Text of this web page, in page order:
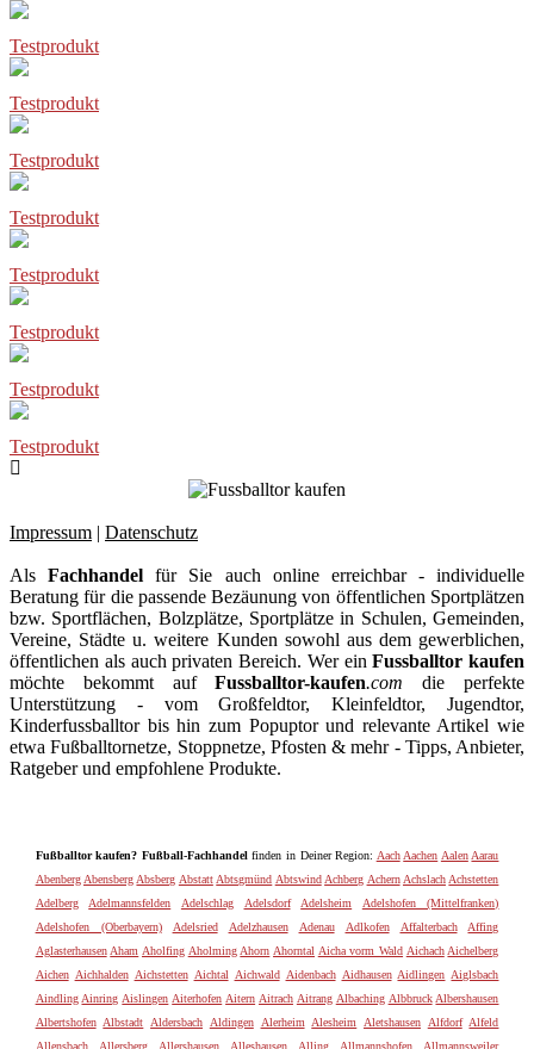
Testprodukt
Testprodukt
Testprodukt
Testprodukt
Testprodukt
Testprodukt
Testprodukt
Testprodukt
Impressum | Datenschutz
AlsFachhandel für Sie auch online erreichbar - individuelle
Beratung für die passende Bezäunung von öffentlichen Sportplätzen
bzw. Sportflächen, Bolzplätze, Sportplätze in Schulen, Gemeinden,
Vereine, Städte u. weitere Kunden sowohl aus dem gewerblichen,
öffentlichen als auch privaten Bereich. Wer einFussballtor kaufen
möchte bekommt aufFussballtor-kaufen.com die perfekte
Unterstützung - vom Großfeldtor, Kleinfeldtor, Jugendtor,
Kinderfussballtor bis hin zum Popuptor und relevante Artikel wie
etwa Fußballtornetze, Stoppnetze, Pfosten & mehr - Tipps, Anbieter,
Ratgeber und empfohlene Produkte.
Fußballtor kaufen? Fußball-Fachhandelfinden in Deiner Region: Aach Aachen Aalen Aarau
Abenberg Abensberg Absberg Abstatt Abtsgmünd Abtswind Achberg Achern Achslach Achstetten
Adelberg
Adelmannsfelden Adelschlag Adelsdorf Adelsheim
Adelshofen (Mittelfranken)
Adelshofen (Oberbayern)
Adelsried Adelzhausen Adenau Adlkofen Affalterbach
Affing
Aglasterhausen Aham Aholfing Aholming Ahorn Ahorntal Aicha vorm Wald Aichach Aichelberg
Aichen Aichhalden Aichstetten Aichtal Aichwald Aidenbach Aidhausen Aidlingen Aiglsbach
Aindling Ainring Aislingen Aiterhofen Aitern Aitrach Aitrang Albaching Albbruck Albershausen
Albertshofen Albstadt Aldersbach Aldingen Alerheim Alesheim Aletshausen Alfdorf Alfeld
Allensbach
Allersberg Allershausen Alleshausen Alling Allmannshofen Allmannsweiler